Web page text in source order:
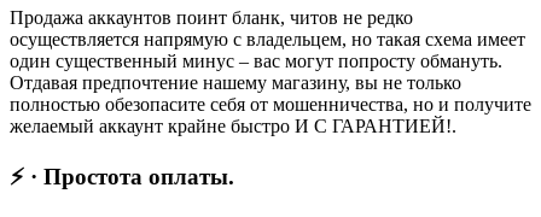
Продажа аккаунтов поинт бланк, читов не редко
осуществляется напрямую с владельцем, но такая схема имеет
один существенный минус – вас могут попросту обмануть.
Отдавая предпочтение нашему магазину, вы не только
полностью обезопасите себя от мошенничества, но и получите
желаемый аккаунт крайне быстро И С ГАРАНТИЕЙ!.
⚡ · Простота оплаты.